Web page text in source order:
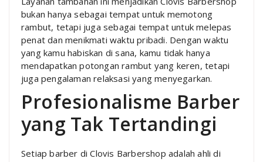
bukan hanya sebagai tempat untuk memotong
rambut, tetapi juga sebagai tempat untuk melepas
penat dan menikmati waktu pribadi. Dengan waktu
yang kamu habiskan di sana, kamu tidak hanya
mendapatkan potongan rambut yang keren, tetapi
juga pengalaman relaksasi yang menyegarkan.
Profesionalisme Barber
yang Tak Tertandingi
Setiap barber di Clovis Barbershop adalah ahli di